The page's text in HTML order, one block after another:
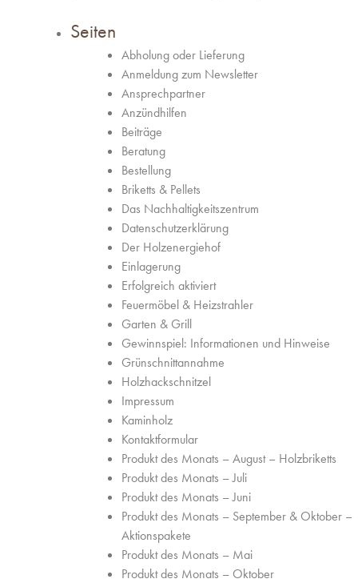
Seiten
Abholung oder Lieferung
Anmeldung zum Newsletter
Ansprechpartner
Anzündhilfen
Beiträge
Beratung
Bestellung
Briketts & Pellets
Das Nachhaltigkeitszentrum
Datenschutzerklärung
Der Holzenergiehof
Einlagerung
Erfolgreich aktiviert
Feuermöbel & Heizstrahler
Garten & Grill
Gewinnspiel: Informationen und Hinweise
Grünschnittannahme
Holzhackschnitzel
Impressum
Kaminholz
Kontaktformular
Produkt des Monats – August – Holzbriketts
Produkt des Monats – Juli
Produkt des Monats – Juni
Produkt des Monats – September & Oktober –
Aktionspakete
Produkt des Monats – Mai
Produkt des Monats – Oktober